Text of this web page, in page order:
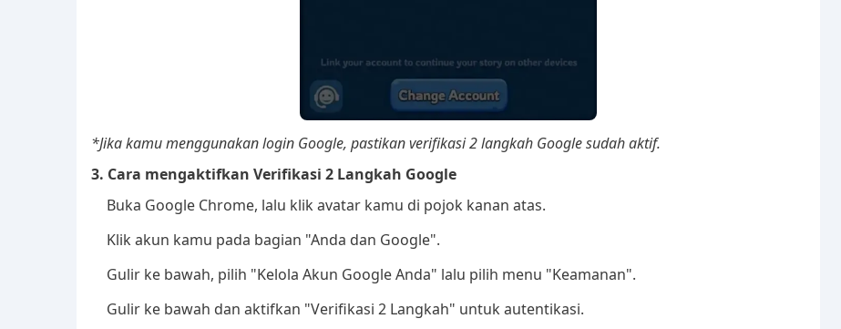
*Jika kamu menggunakan login Google, pastikan verifikasi 2 langkah Google sudah aktif.
3. Cara mengaktifkan Verifikasi 2 Langkah Google
Buka Google Chrome, lalu klik avatar kamu di pojok kanan atas.
Klik akun kamu pada bagian "Anda dan Google".
Gulir ke bawah, pilih "Kelola Akun Google Anda" lalu pilih menu "Keamanan".
Gulir ke bawah dan aktifkan "Verifikasi 2 Langkah" untuk autentikasi.